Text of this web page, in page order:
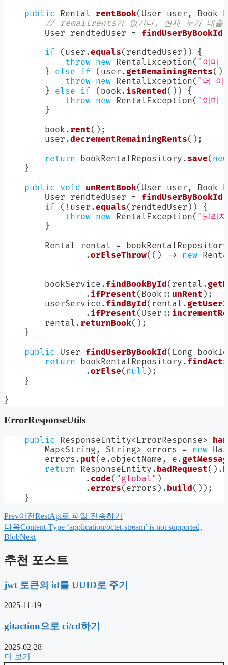
public Rental rentBook( User user , Book
// remailrents가 없거나, 현재 누가 대출
User rendtedUser = findUserByBookId
if
( user .equals( rendtedUser ) )
{
throw new RentalException( "이미
}
else if ( user . getRemainingRents( )
throw new RentalException( "더 이
}
else if ( book . isRented( ) )
{
throw new RentalException( "이미
}
        book
. rent( ) ;
        user
.decrementRemainingRents( ) ;
return bookRentalRepository . save( new
}
public void unRentBook( User user , Book
User rendtedUser = findUserByBookId
if
( ! user .equals( rendtedUser ) )
{
throw new RentalException( "빌리
}
Rental rental = bookRentalRepository
.orElseThrow( ( ) -> new
        bookService
. findBookById( rental .
. ifPresent( Book :: unRent ) ;
        userService
. findById( rental .
. ifPresent( User ::
        rental
. returnBook( ) ;
}
public User findUserByBookId( Long bookId
return bookRentalRepository .
.orElse( null ) ;
}
}
ErrorResponseUtils
public ResponseEntity<ErrorResponse>
Map<String , String> errors = new
        errors
. put( e . objectName , e .
return ResponseEntity . badRequest( ) .
. code( "global" )
.errors( errors ) . build( ) ) ;
}
Prev이전RestApi로 파일 전송하기
다음Content-Type ‘application/octet-stream’ is not supported,
BlobNext
추천 포스트
jwt 토큰의 id를 UUID로 주기
2025-11-19
gitaction으로 ci/cd하기
2025-02-28
더 보기